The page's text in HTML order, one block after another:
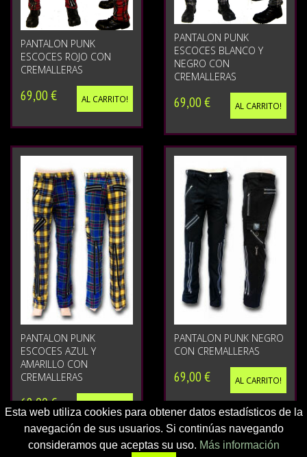
PANTALON PUNK
ESCOCES ROJO CON
CREMALLERAS
69,00 € AL CARRITO!
PANTALON PUNK
ESCOCES BLANCO Y
NEGRO CON
CREMALLERAS
69,00 € AL CARRITO!
PANTALON PUNK
ESCOCES AZUL Y
AMARILLO CON
CREMALLERAS
69,00 € AL CARRITO!
PANTALON PUNK NEGRO
CON CREMALLERAS
69,00 € AL CARRITO!
Esta web utiliza cookies para obtener datos estadísticos de la
navegación de sus usuarios. Si continúas navegando
consideramos que aceptas su uso. Más información